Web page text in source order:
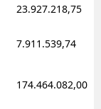
23.927.218,75
7.911.539,74
174.464.082,00